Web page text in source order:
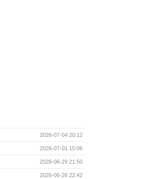
2026-07-04 20:12
2026-07-01 15:06
2026-06-29 21:50
2026-06-26 22:42